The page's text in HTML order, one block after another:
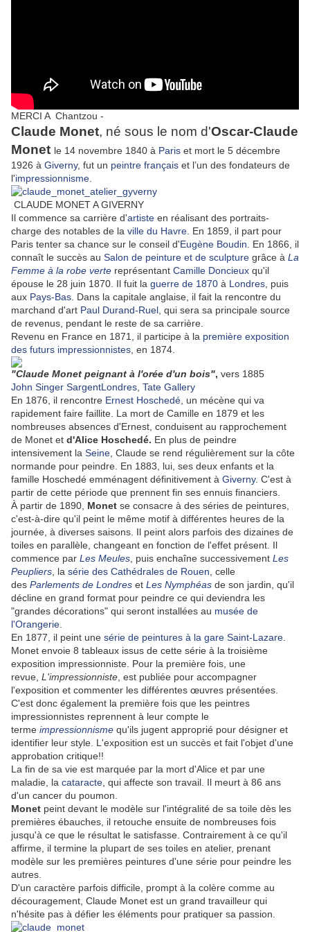
MERCI A Chantzou -
Claude Monet, né sous le nom d'Oscar-Claude
Monet le 14 novembre 1840 à Paris et mort le 5 décembre
1926 à Giverny, fut un peintre français et l’un des fondateurs de
l'impressionnisme
CLAUDE MONET A GIVERNY
Il commence sa carrière d'artiste en réalisant des portraits-
charge des notables de la ville du Havre . En 1859, il part pour
Paris tenter sa chance sur le conseil d'Eugène Boudin . En 1866, il
connaît le succès au Salon de peinture et de sculpture grâce à La
Femme à la robe verte représentant Camille Doncieux qu'il
épouse le 28 juin 1870. Il fuit la guerre de 1870 à Londres , puis
aux Pays-Bas . Dans la capitale anglaise, il fait la rencontre du
marchand d'art Paul Durand-Ruel , qui sera sa principale source
de revenus, pendant le reste de sa carrière.
Revenu en France en 1871, il participe à la première exposition
des futurs impressionnistes , en 1874.
"Claude Monet peignant à l'orée d'un bois", vers 1885
John Singer SargentLondres Tate Gallery
En 1876, il rencontre Ernest Hoschedé , un mécène qui va
rapidement faire faillite. La mort de Camille en 1879 et les
nombreuses absences d'Ernest, conduisent au rapprochement
de Monet et d'Alice Hoschedé. En plus de peindre
intensivement la Seine , Claude se rend régulièrement sur la côte
normande pour peindre. En 1883, lui, ses deux enfants et la
famille Hoschedé emménagent définitivement à Giverny. C'est à
partir de cette période que prennent fin ses ennuis financiers.
À partir de 1890, Monet se consacre à des séries de peintures,
c'est-à-dire qu'il peint le même motif à différentes heures de la
journée, à diverses saisons. Il peint alors parfois des dizaines de
toiles en parallèle, changeant en fonction de l'effet présent. Il
commence par Les Meules , puis enchaîne successivement Les
Peupliers , la série des Cathédrales de Rouen , celle
des Parlements de Londres et Les Nymphéas de son jardin, qu'il
décline en grand format pour peindre ce qui deviendra les
"grandes décorations" qui seront installées au musée de
l'Orangerie
En 1877, il peint une série de peintures à la gare Saint-Lazare
Monet envoie 8 tableaux issus de cette série à la troisième
exposition impressionniste. Pour la première fois, une
revue, L'impressionniste , est publiée pour accompagner
l'exposition et commenter les différentes œuvres présentées
C'est donc également la première fois que les peintres
impressionnistes reprennent à leur compte le
terme impressionnisme qu'ils jugent approprié pour désigner et
identifier leur style . L'exposition est un succès et fait l'objet d'une
approbation critique!!
La fin de sa vie est marquée par la mort d'Alice et par une
maladie, la cataracte , qui affecte son travail. Il meurt à 86 ans
d'un cancer du poumon.
Monet peint devant le modèle sur l'intégralité de sa toile dès les
premières ébauches, il retouche ensuite de nombreuses fois
jusqu'à ce que le résultat le satisfasse. Contrairement à ce qu'il
affirme, il termine la plupart de ses toiles en atelier, prenant
modèle sur les premières peintures d'une série pour peindre les
autres.
D'un caractère parfois difficile, prompt à la colère comme au
découragement, Claude Monet est un grand travailleur qui
n'hésite pas à défier les éléments pour pratiquer sa passion.